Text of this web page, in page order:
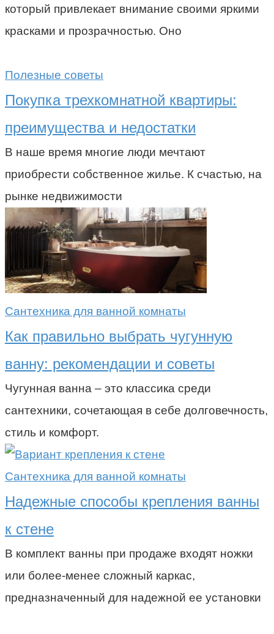
который привлекает внимание своими яркими
красками и прозрачностью. Оно
Полезные советы
Покупка трехкомнатной квартиры:
преимущества и недостатки
В наше время многие люди мечтают
приобрести собственное жилье. К счастью, на
рынке недвижимости
Сантехника для ванной комнаты
Как правильно выбрать чугунную
ванну: рекомендации и советы
Чугунная ванна – это классика среди
сантехники, сочетающая в себе долговечность,
стиль и комфорт.
Сантехника для ванной комнаты
Надежные способы крепления ванны
к стене
В комплект ванны при продаже входят ножки
или более-менее сложный каркас,
предназначенный для надежной ее установки